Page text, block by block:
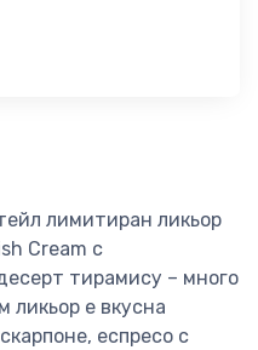
лимитиран ликьор
Cream с
тирамису – много
ликьор е вкусна
еспресо с